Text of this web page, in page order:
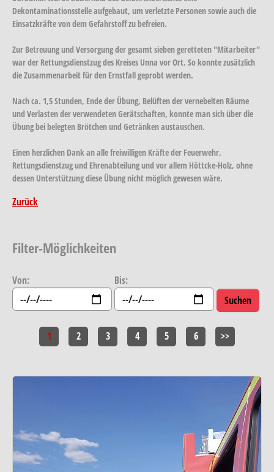
Dekontaminationsstelle aufgebaut, um verletzte Personen sowie auch die
Einsatzkräfte von dem Gefahrstoff zu befreien.
Zur Betreuung und Versorgung der gesamt sieben geretteten "Mitarbeiter"
war der Rettungsdienstzug des Kreises Unna vor Ort. So konnte zusätzlich
die Zusammenarbeit für den Ernstfall geprobt werden.
Nach ca. 1,5 Stunden, Ende der Übung, Belüften der vernebelten Räume
und Verlasten der verwendeten Gerätschaften, konnte man sich über die
Übung bei belegten Brötchen und Getränken austauschen.
Einen herzlichen Dank an alle freiwilligen Kräfte der Feuerwehr,
Rettungsdienstzug und Ehrenabteilung und vor allem Höttcke-Holz, ohne
dessen Unterstützung diese Übung nicht möglich gewesen wäre.
Zurück
Filter-Möglichkeiten
Von: Bis:
1 2 3 4 5 6 >>